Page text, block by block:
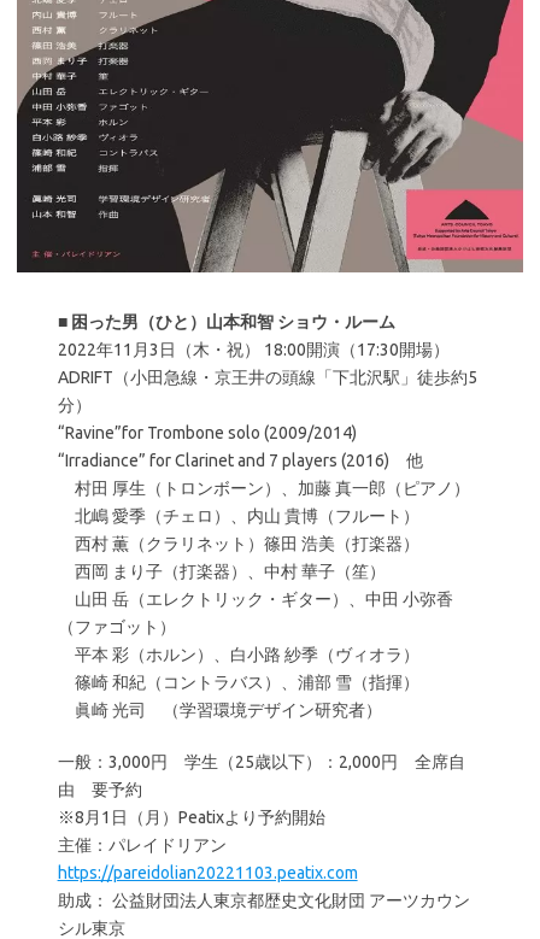
■ 困った男（ひと）山本和智 ショウ・ルーム
2022年11月3日（木・祝） 18:00開演（17:30開場）
ADRIFT（⼩⽥急線・京王井の頭線「下北沢駅」徒歩約5
分）
“Ravine”for Trombone solo (2009/2014)
“Irradiance” for Clarinet and 7 players (2016) 他
村田 厚生（トロンボーン）、加藤 真一郎（ピアノ）
北嶋 愛季（チェロ）、内山 貴博（フルート）
西村 薫（クラリネット）篠田 浩美（打楽器）
西岡 まり子（打楽器）、中村 華子（笙）
山田 岳（エレクトリック・ギター）、中田 小弥香
（ファゴット）
平本 彩（ホルン）、白小路 紗季（ヴィオラ）
篠崎 和紀（コントラバス）、浦部 雪（指揮）
眞崎 光司 （学習環境デザイン研究者）
一般：3,000円 学生（25歳以下）：2,000円 全席自
由 要予約
※8月1日（月）Peatixより予約開始
主催：パレイドリアン
https://pareidolian20221103.peatix.com
助成： 公益財団法人東京都歴史文化財団 アーツカウン
シル東京